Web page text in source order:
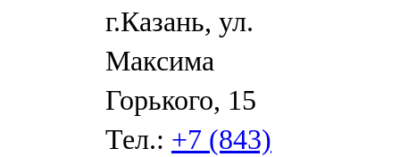
г.Казань, ул.
Максима
Горького, 15
Тел.: +7 (843)